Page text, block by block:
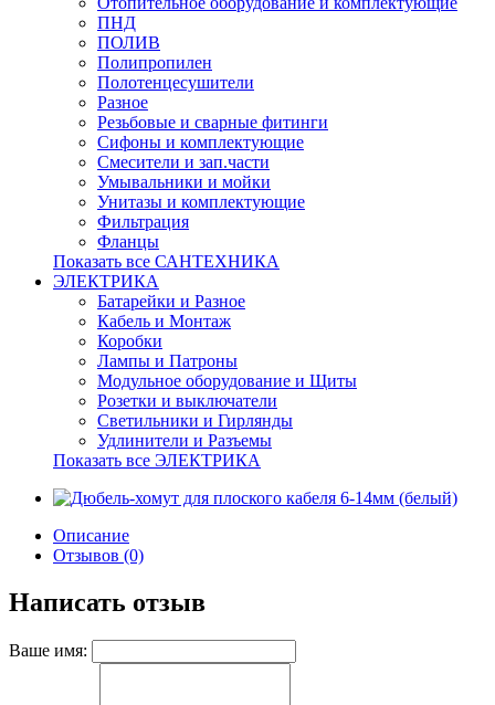
ПНД
ПОЛИВ
Полипропилен
Полотенцесушители
Разное
Резьбовые и сварные фитинги
Сифоны и комплектующие
Смесители и зап.части
Умывальники и мойки
Унитазы и комплектующие
Фильтрация
Фланцы
Показать все САНТЕХНИКА
ЭЛЕКТРИКА
Батарейки и Разное
Кабель и Монтаж
Коробки
Лампы и Патроны
Модульное оборудование и Щиты
Розетки и выключатели
Светильники и Гирлянды
Удлинители и Разъемы
Показать все ЭЛЕКТРИКА
Описание
Отзывов (0)
Написать отзыв
Ваше имя: